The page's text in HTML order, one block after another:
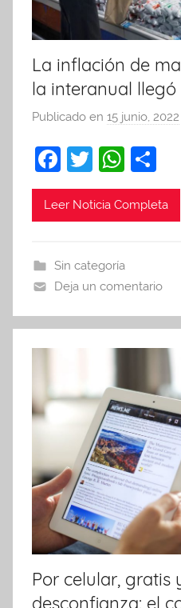
La inflación de
la interanual llegó
Publicado en 15 junio, 2022
F
a
c
b
o
o
k
T
w
itt
W
h
at
A
p
p
o
m
tir
Leer Noticia Completa
Sin categoría
Deja un comentario
Por celular, gratis
desconfianza: el